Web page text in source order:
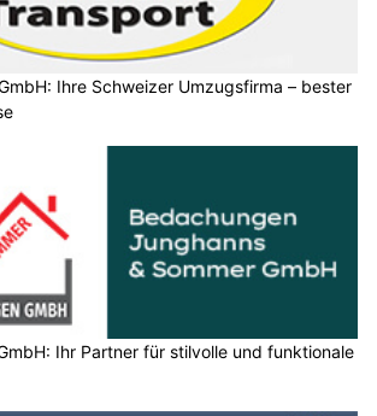
Ihre Schweizer Umzugsfirma – bester
Ihr Partner für stilvolle und funktionale